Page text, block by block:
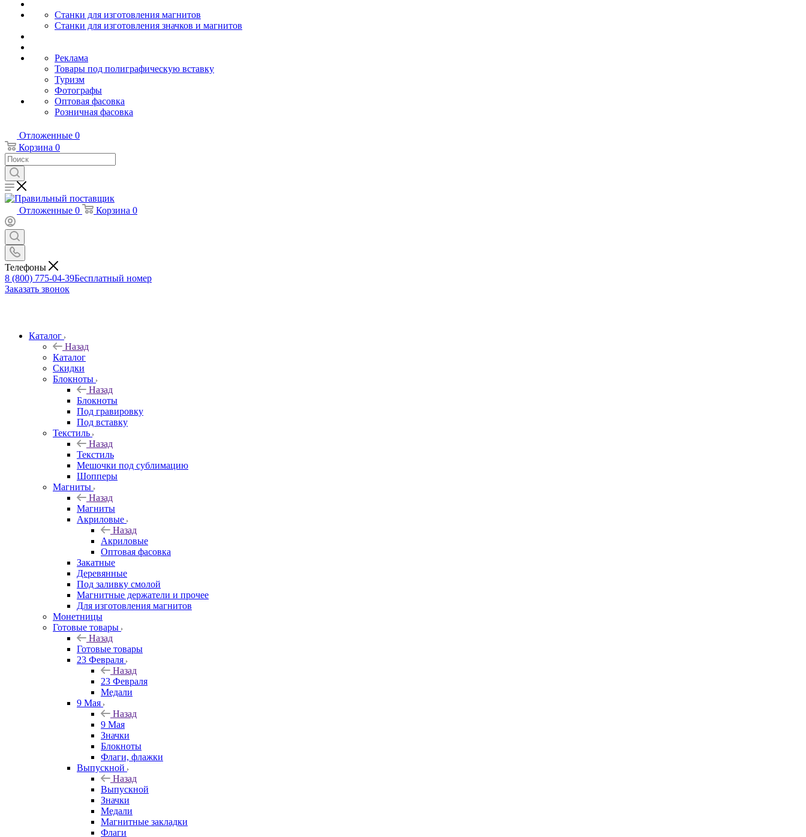
Станки для изготовления магнитов
Станки для изготовления значков и магнитов
Реклама
Товары под полиграфическую вставку
Туризм
Фотографы
Оптовая фасовка
Розничная фасовка
Отложенные 0
Корзина 0
Отложенные 0 Корзина 0
Телефоны
8 (800) 775-04-39Бесплатный номер
Заказать звонок
Каталог
Назад
Каталог
Скидки
Блокноты
Назад
Блокноты
Под гравировку
Под вставку
Текстиль
Назад
Текстиль
Мешочки под сублимацию
Шопперы
Магниты
Назад
Магниты
Акриловые
Назад
Акриловые
Оптовая фасовка
Закатные
Деревянные
Под заливку смолой
Магнитные держатели и прочее
Для изготовления магнитов
Монетницы
Готовые товары
Назад
Готовые товары
23 Февраля
Назад
23 Февраля
Медали
9 Мая
Назад
9 Мая
Значки
Блокноты
Флаги, флажки
Выпускной
Назад
Выпускной
Значки
Медали
Магнитные закладки
Флаги